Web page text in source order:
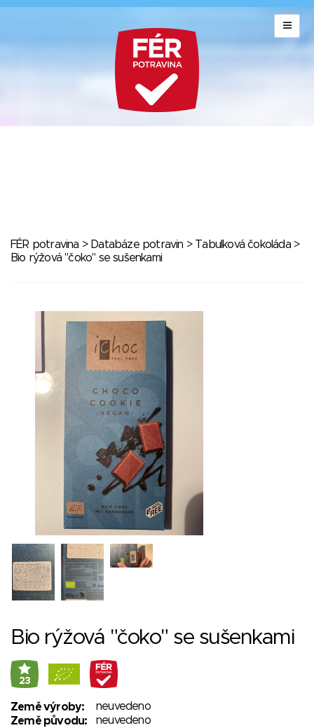
FÉR potravina > Databáze potravin > Tabulková čokoláda>
Bio rýžová "čoko" se sušenkami
Bio rýžová "čoko" se sušenkami
23
Země výroby:
neuvedeno
Země původu:
neuvedeno